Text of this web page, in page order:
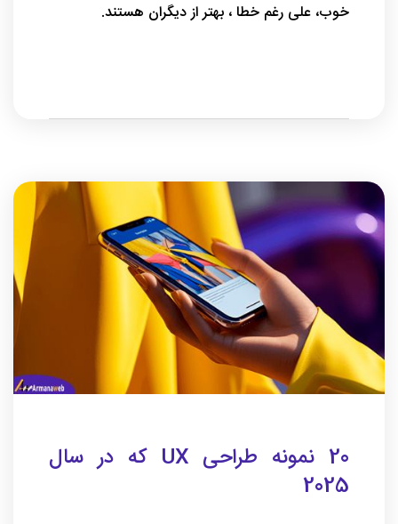
خوب، علی رغم خطا ، بهتر از دیگران هستند.
20 نمونه طراحی UX که در سال
2025